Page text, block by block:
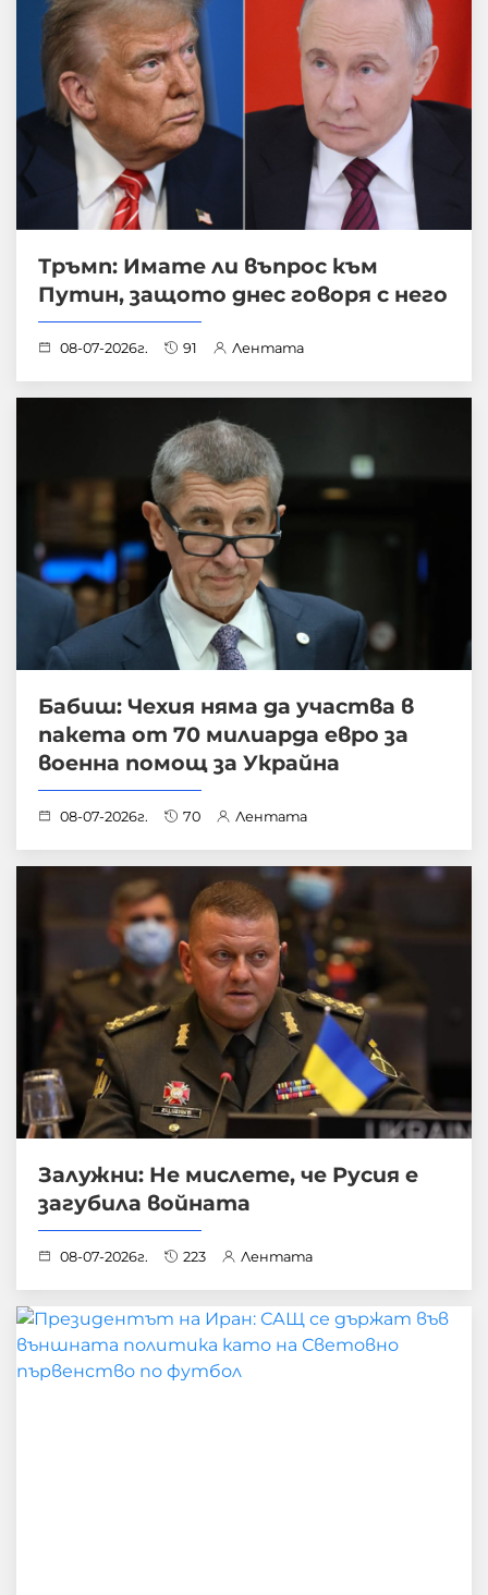
Тръмп: Имате ли въпрос към
Путин, защото днес говоря с него
08-07-2026г. 91 Лентата
Бабиш: Чехия няма да участва в
пакета от 70 милиарда евро за
военна помощ за Украйна
08-07-2026г. 70 Лентата
Залужни: Не мислете, че Русия е
загубила войната
08-07-2026г. 223 Лентата